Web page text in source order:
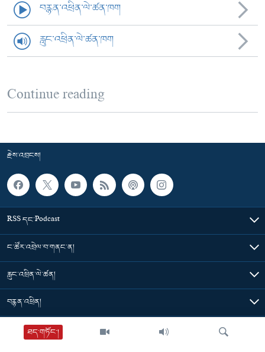
ཐད་གཏོང་།
བརྙན་འཕྲིན་ལེ་ཚན་ཁག
རླུང་འཕྲིན་ལེ་ཚན་ཁག
Continue reading
རྗེས་འབྲངས།
RSS དང་Podcast
ང་ཚོར་འབྲེལ་བ་གནང་ན།
རླུང་འཕྲིན་ལེ་ཚན།
བརྙན་འཕྲིན།
གསར་འགྱུར་ཁག